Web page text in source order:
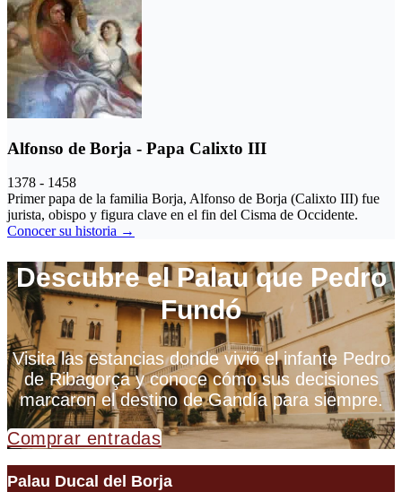
Alfonso de Borja - Papa Calixto III
1378 - 1458
Primer papa de la familia Borja, Alfonso de Borja (Calixto III) fue
jurista, obispo y figura clave en el fin del Cisma de Occidente.
Conocer su historia →
Descubre el Palau que Pedro
Fundó
Visita las estancias donde vivió el infante Pedro
de Ribagorça y conoce cómo sus decisiones
marcaron el destino de Gandía para siempre.
Comprar entradas
Palau Ducal del Borja